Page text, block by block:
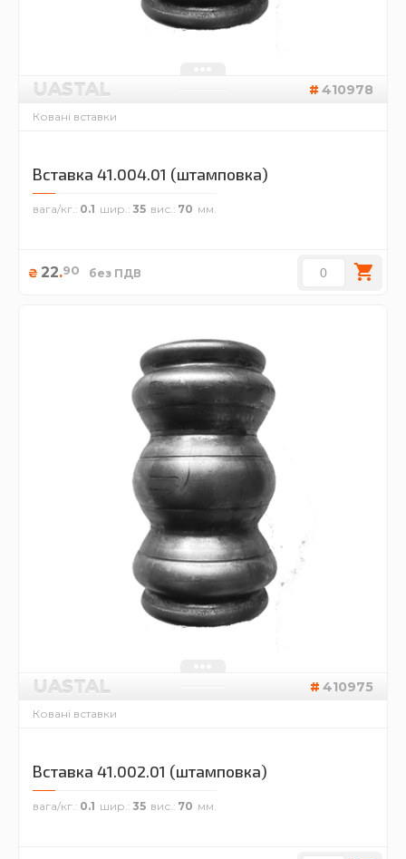
UASTAL 410978
Ковані вставки
Вставка 41.004.01 (штамповка)
вага/кг. 0.1 шир. 35 вис. 70
₴ 22.90 без ПДВ
UASTAL 410975
Ковані вставки
Вставка 41.002.01 (штамповка)
вага/кг. 0.1 шир. 35 вис. 70